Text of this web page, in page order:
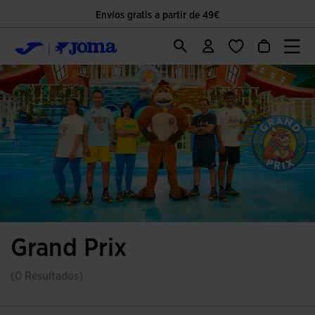
Envíos gratis a partir de 49€
Grand Prix
(0 Resultados)